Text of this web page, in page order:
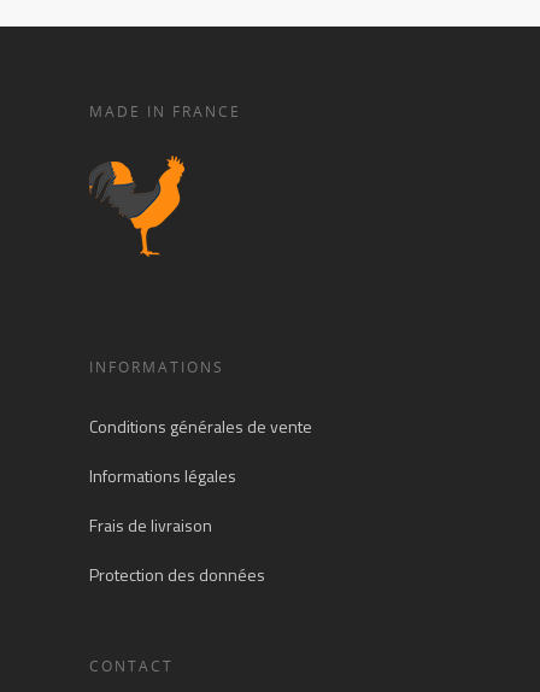
MADE IN FRANCE
INFORMATIONS
Conditions générales de vente
Informations légales
Frais de livraison
Protection des données
CONTACT